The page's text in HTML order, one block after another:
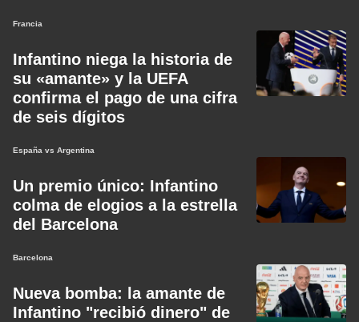
Francia
Infantino niega la historia de
su «amante» y la UEFA
confirma el pago de una cifra
de seis dígitos
España vs Argentina
Un premio único: Infantino
colma de elogios a la estrella
del Barcelona
Barcelona
Nueva bomba: la amante de
Infantino "recibió dinero" de